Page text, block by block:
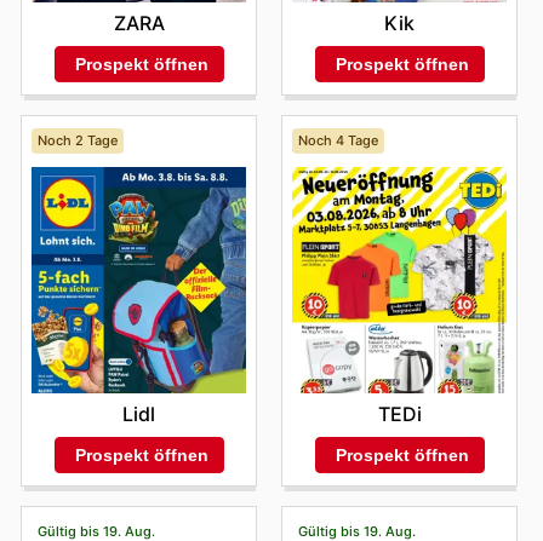
ZARA
Prospekt öffnen
Kik
Prospekt öffnen
Noch 2 Tage
Lidl
Prospekt öffnen
Noch 4 Tage
TEDi
Prospekt öffnen
Gültig bis 19. Aug. Gültig bis 19. Aug.